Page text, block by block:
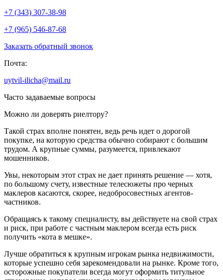
+7 (343) 307-38-98
+7 (965) 546-87-68
Заказать обратный звонок
Почта:
uytvil-ilicha@mail.ru
Часто задаваемые вопросы
Можно ли доверять риелтору?
Такой страх вполне понятен, ведь речь идет о дорогой
покупке, на которую средства обычно собирают с большим
трудом. А крупные суммы, разумеется, привлекают
мошенников.
Увы, некоторым этот страх не дает принять решение — хотя,
по большому счету, известные телесюжеты про черных
маклеров касаются, скорее, недобросовестных агентов-
частников.
Обращаясь к такому специалисту, вы действуете на свой страх
и риск, при работе с частным маклером всегда есть риск
получить «кота в мешке».
Лучше обратиться к крупным игрокам рынка недвижимости,
которые успешно себя зарекомендовали на рынке. Кроме того,
осторожные покупатели всегда могут оформить титульное